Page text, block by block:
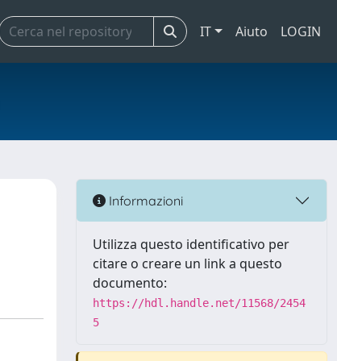
IT Aiuto LOGIN
Informazioni
Utilizza questo identificativo per
citare o creare un link a questo
documento:
https://hdl.handle.net/11568/2454
5